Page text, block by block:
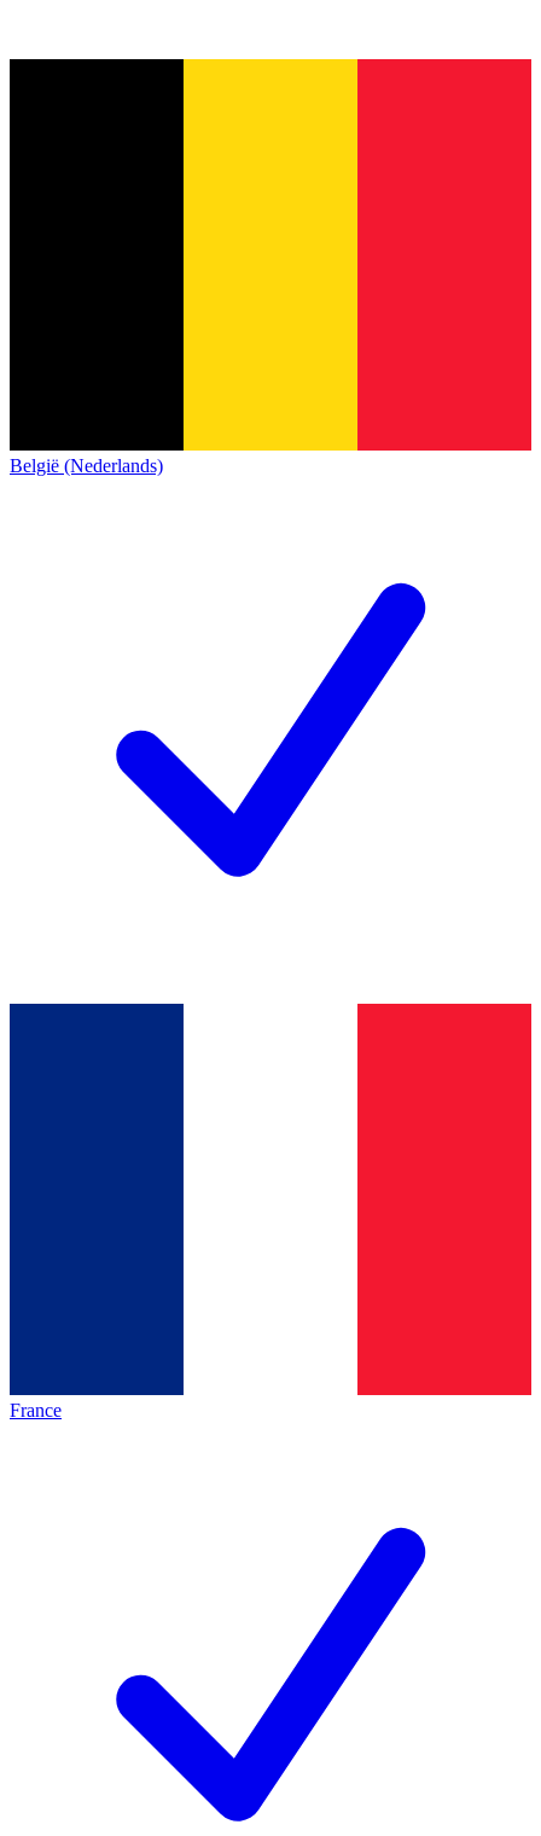
België (Nederlands)
France